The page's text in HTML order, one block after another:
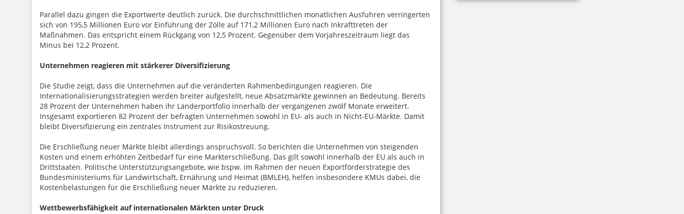
Parallel dazu gingen die Exportwerte deutlich zurück. Die durchschnittlichen monatlichen Ausfuhren verringerten
sich von 195,5 Millionen Euro vor Einführung der Zölle auf 171,2 Millionen Euro nach Inkrafttreten der
Maßnahmen. Das entspricht einem Rückgang von 12,5 Prozent. Gegenüber dem Vorjahreszeitraum liegt das
Minus bei 12,2 Prozent.
Unternehmen reagieren mit stärkerer Diversifizierung
Die Studie zeigt, dass die Unternehmen auf die veränderten Rahmenbedingungen reagieren. Die
Internationalisierungsstrategien werden breiter aufgestellt, neue Absatzmärkte gewinnen an Bedeutung. Bereits
28 Prozent der Unternehmen haben ihr Länderportfolio innerhalb der vergangenen zwölf Monate erweitert.
Insgesamt exportieren 82 Prozent der befragten Unternehmen sowohl in EU- als auch in Nicht-EU-Märkte. Damit
bleibt Diversifizierung ein zentrales Instrument zur Risikostreuung.
Die Erschließung neuer Märkte bleibt allerdings anspruchsvoll. So berichten die Unternehmen von steigenden
Kosten und einem erhöhten Zeitbedarf für eine Markterschließung. Das gilt sowohl innerhalb der EU als auch in
Drittstaaten. Politische Unterstützungsangebote, wie bspw. im Rahmen der neuen Exportförderstrategie des
Bundesministeriums für Landwirtschaft, Ernährung und Heimat (BMLEH), helfen insbesondere KMUs dabei, die
Kostenbelastungen für die Erschließung neuer Märkte zu reduzieren.
Wettbewerbsfähigkeit auf internationalen Märkten unter Druck